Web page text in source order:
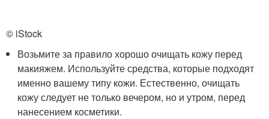
© iStock
Возьмите за правило хорошо очищать кожу перед
макияжем. Используйте средства, которые подходят
именно вашему типу кожи. Естественно, очищать
кожу следует не только вечером, но и утром, перед
нанесением косметики.